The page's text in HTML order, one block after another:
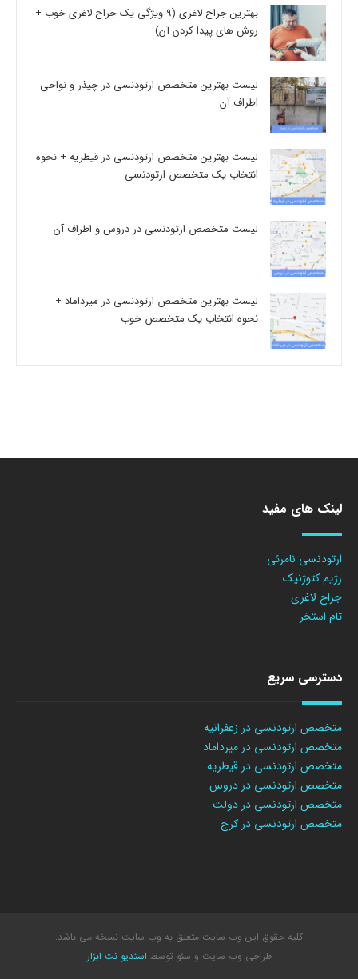
بهترین جراح لاغری (9 ویژگی یک جراح لاغری خوب +
روش های پیدا کردن آن)
لیست بهترین متخصص ارتودنسی در چیذر و نواحی
اطراف آن
لیست بهترین متخصص ارتودنسی در قیطریه + نحوه
انتخاب یک متخصص ارتودنسی
لیست متخصص ارتودنسی در دروس و اطراف آن
لیست بهترین متخصص ارتودنسی در میرداماد +
نحوه انتخاب یک متخصص خوب
لینک های مفید
ارتودنسی نامرئی
رژیم کتوژنیک
جراح لاغری
تام استخر
دسترسی سریع
متخصص ارتودنسی در زعفرانیه
متخصص ارتودنسی در میرداماد
متخصص ارتودنسی در قیطریه
متخصص ارتودنسی در دروس
متخصص ارتودنسی در دولت
متخصص ارتودنسی در کرج
کلیه حقوق این وب سایت متعلق به وب سایت نسخه می باشد.
طراحی وب سایت و سئو توسط استدیو نت ابزار